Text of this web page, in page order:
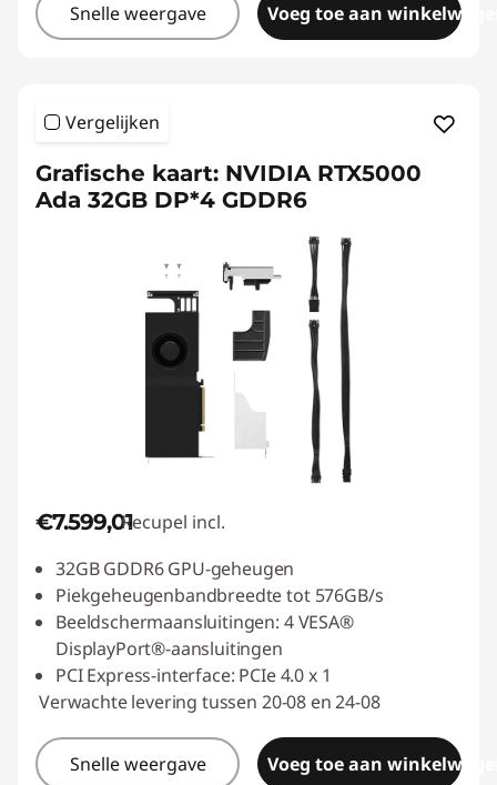
Snelle weergave Voeg toe aan
Vergelijken
Grafische kaart: NVIDIA RTX5000
Ada 32GB DP*4 GDDR6
€7.599,01Recupel incl.
32GB GDDR6 GPU-geheugen
Piekgeheugenbandbreedte tot 576GB/s
Beeldschermaansluitingen: 4 VESA®
DisplayPort®-aansluitingen
PCI Express-interface: PCIe 4.0 x 1
Verwachte levering tussen 20-08 en 24-08
Snelle weergave Voeg toe aan